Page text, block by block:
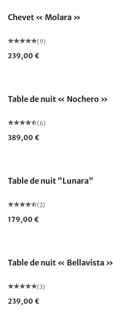
Chevet « Molara »
(9)
239,00 €
Table de nuit « Nochero »
(6)
389,00 €
Table de nuit "Lunara"
(2)
179,00 €
Table de nuit « Bellavista »
(3)
239,00 €